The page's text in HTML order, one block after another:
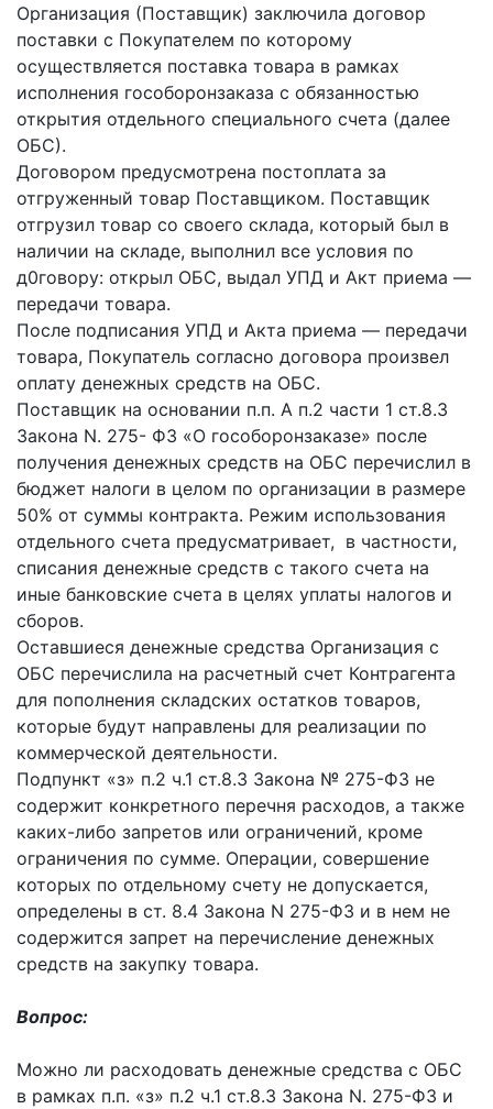
Организация (Поставщик) заключила договор
поставки с Покупателем по которому
осуществляется поставка товара в рамках
исполнения гособоронзаказа с обязанностью
открытия отдельного специального счета (далее
ОБС).
Договором предусмотрена постоплата за
отгруженный товар Поставщиком. Поставщик
отгрузил товар со своего склада, который был в
наличии на складе, выполнил все условия по
д0говору: открыл ОБС, выдал УПД и Акт приема —
передачи товара.
После подписания УПД и Акта приема — передачи
товара, Покупатель согласно договора произвел
оплату денежных средств на ОБС.
Поставщик на основании п.п. А п.2 части 1 ст.8.3
Закона N. 275- ФЗ «О гособоронзаказе» после
получения денежных средств на ОБС перечислил в
бюджет налоги в целом по организации в размере
50% от суммы контракта. Режим использования
отдельного счета предусматривает, в частности,
списания денежные средств с такого счета на
иные банковские счета в целях уплаты налогов и
сборов.
Оставшиеся денежные средства Организация с
ОБС перечислила на расчетный счет Контрагента
для пополнeния складских остатков товаров,
которые будут направлены для реализации по
коммерческой деятельности.
Подпункт «з» п.2 ч.1 ст.8.3 Закона № 275-ФЗ не
содержит конкретного перечня расходов, а также
каких-либо запретов или ограничений, кроме
ограничения по сумме. Операции, совершение
которых по отдельному счету не допускается,
определены в ст. 8.4 Закона N 275-ФЗ и в нем не
содержится запрет на перечисление денежных
средств на закупку товара.
Вопрос:
Можно ли расходовать денежные средства с ОБС
в рамках п.п. «з» п.2 ч.1 ст.8.3 Закона N. 275-ФЗ и